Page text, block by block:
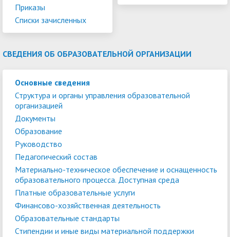
Приказы
Списки зачисленных
СВЕДЕНИЯ ОБ ОБРАЗОВАТЕЛЬНОЙ ОРГАНИЗАЦИИ
Основные сведения
Структура и органы управления образовательной
организацией
Документы
Образование
Руководство
Педагогический состав
Материально-техническое обеспечение и оснащенность
образовательного процесса. Доступная среда
Платные образовательные услуги
Финансово-хозяйственная деятельность
Образовательные стандарты
Стипендии и иные виды материальной поддержки